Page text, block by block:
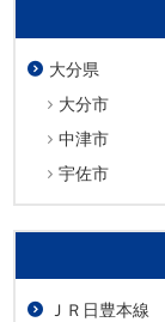
大分県
大分市
中津市
宇佐市
ＪＲ日豊本線